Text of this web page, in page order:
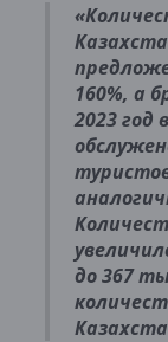
160%, а
2023 год
до 367